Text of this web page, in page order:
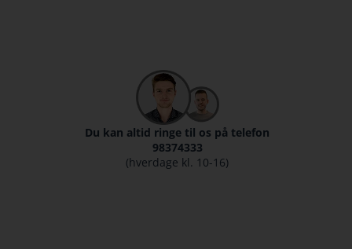
Du kan altid ringe til os på telefon
98374333
(hverdage kl. 10-16)